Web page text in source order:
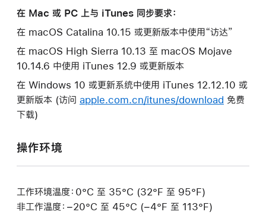
在 Mac 或 PC 上与 iTunes 同步要求：
在 macOS Catalina 10.15 或更新版本中使用“访达”
在 macOS High Sierra 10.13 至 macOS Mojave
10.14.6 中使用 iTunes 12.9 或更新版本
在 Windows 10 或更新系统中使用 iTunes 12.12.10 或
更新版本 (访问 apple.com.cn/itunes/download 免费
下载)
操作环境
工作环境温度：0°C 至 35°C (32°F 至 95°F)
非工作温度：−20°C 至 45°C (−4°F 至 113°F)